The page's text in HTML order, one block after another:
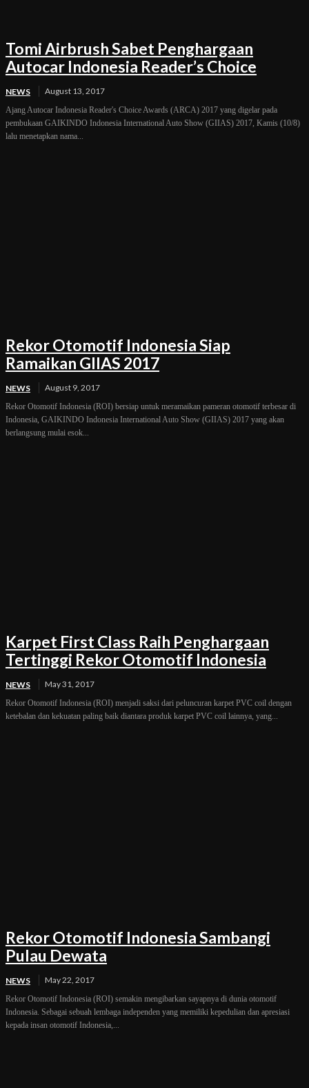
Tomi Airbrush Sabet Penghargaan
Autocar Indonesia Reader’s Choice
NEWS August 13, 2017
Ajang Autocar Indonesia Reader's Choice Awards (ARCA) 2017 yang digelar pada
pembukaan GAIKINDO Indonesia International Auto Show (GIIAS) 2017, Kamis (10/8)
lalu menetapkan nama...
Rekor Otomotif Indonesia Siap
Ramaikan GIIAS 2017
NEWS August 9, 2017
Rekor Otomotif Indonesia (ROI) bersiap untuk meramaikan pameran otomotif terbesar di
Indonesia, GAIKINDO Indonesia International Auto Show (GIIAS) 2017 yang akan
berlangsung mulai esok...
Karpet First Class Raih Penghargaan
Tertinggi Rekor Otomotif Indonesia
NEWS May 31, 2017
Rekor Otomotif Indonesia (ROI) menjadi saksi dari peluncuran karpet PVC coil dengan
ketebalan dan kekuatan paling baik diantara produk karpet PVC coil lainnya, yang...
Rekor Otomotif Indonesia Sambangi
Pulau Dewata
NEWS May 22, 2017
Rekor Otomotif Indonesia (ROI) semakin mengibarkan sayapnya di dunia otomotif
Indonesia. Sebagai sebuah lembaga independen yang memiliki kepedulian dan apresiasi
kepada insan otomotif Indonesia,...